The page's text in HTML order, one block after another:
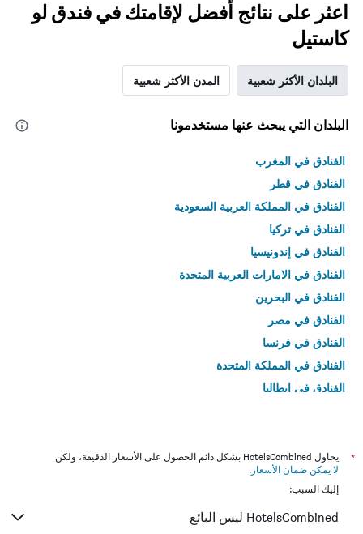
اعثر على نتائج أفضل لإقامتك في فندق لو
كاستيل
البلدان الأكثر شعبية المدن الأكثر شعبية
البلدان التي يبحث عنها مستخدمونا
الفنادق في المغرب
الفنادق في قطر
الفنادق في المملكة العربية السعودية
الفنادق في تركيا
الفنادق في إندونيسيا
الفنادق في الامارات العربية المتحدة
الفنادق في البحرين
الفنادق في مصر
الفنادق في فرنسا
الفنادق في المملكة المتحدة
الفنادق في إيطاليا
*
يحاول HotelsCombined بشكل دائم الحصول على الأسعار الدقيقة، ولكن
لا يمكن ضمان الأسعار .
إليك السبب:
HotelsCombined ليس البائع